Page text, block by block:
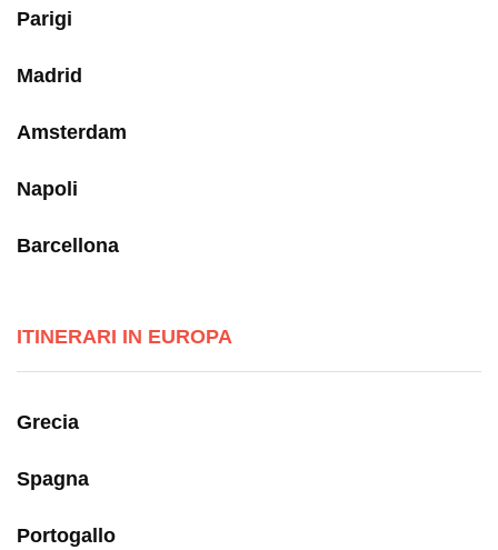
Parigi
Madrid
Amsterdam
Napoli
Barcellona
ITINERARI IN EUROPA
Grecia
Spagna
Portogallo